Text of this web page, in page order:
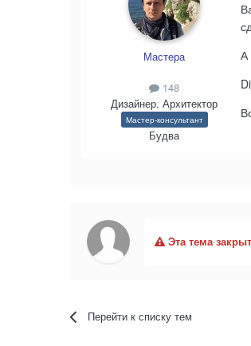
Мастера
148
Дизайнер. Архитектор
Мастер-консультант
Будва
А
Эта тема
Перейти к списку тем